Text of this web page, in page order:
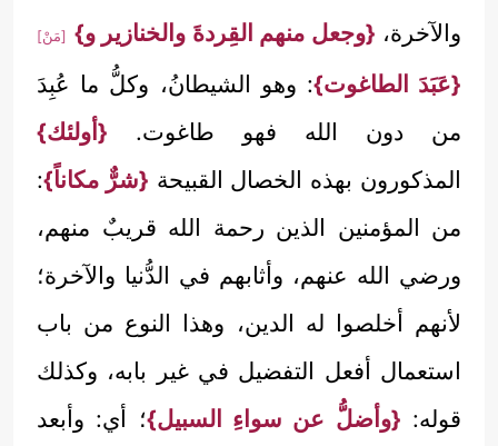
والآخرة، {وجعل منهم القِردةَ والخنازير و} [مَنْ]
{عَبَدَ الطاغوت}: وهو الشيطانُ، وكلُّ ما عُبِدَ
من دون الله فهو طاغوت. {أولئك}
المذكورون بهذه الخصال القبيحة {شرٌّ مكاناً}:
من المؤمنين الذين رحمة الله قريبٌ منهم،
ورضي الله عنهم، وأثابهم في الدُّنيا والآخرة؛
لأنهم أخلصوا له الدين، وهذا النوع من باب
استعمال أفعل التفضيل في غير بابه، وكذلك
قوله: {وأضلُّ عن سواءِ السبيل}؛ أي: وأبعد